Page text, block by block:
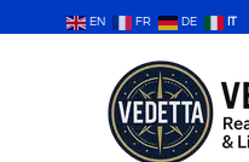
EN FR DE IT